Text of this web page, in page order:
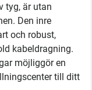
tyg, är utan
Den inre
och robust,
kabeldragning.
möjliggör en
till ditt